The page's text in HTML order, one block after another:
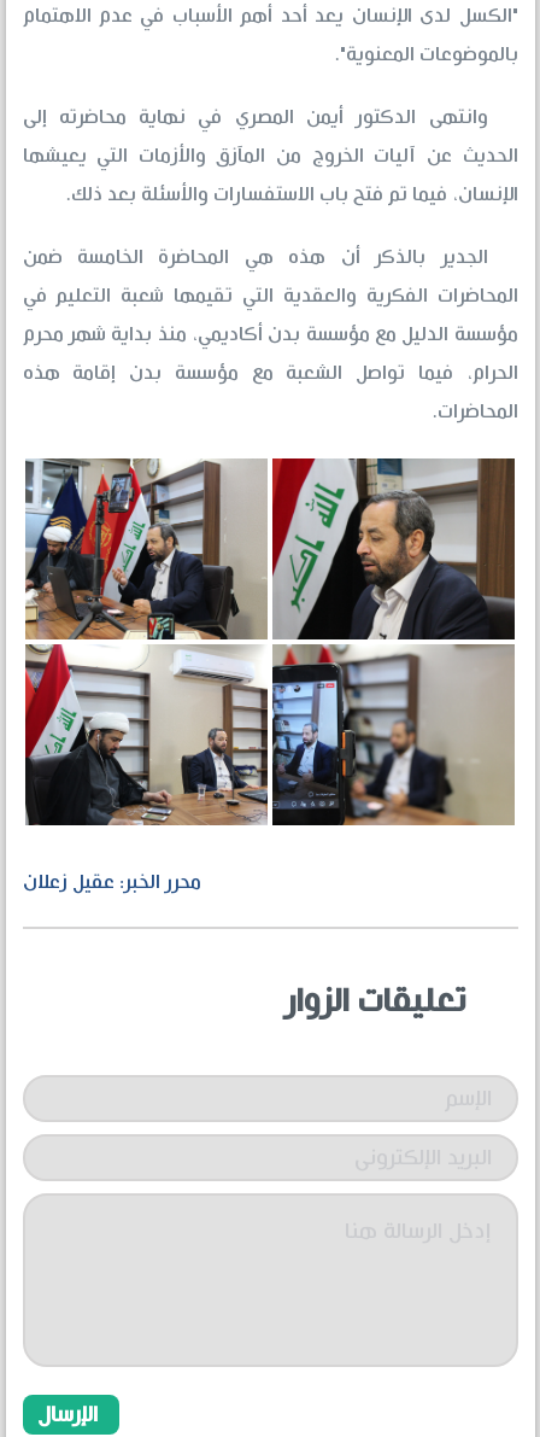
"الكسل لدى الإنسان يعد أحد أهم الأسباب في عدم الاهتمام
بالموضوعات المعنوية".
وانتهى الدكتور أيمن المصري في نهاية محاضرته إلى
الحديث عن آليات الخروج من المآزق والأزمات التي يعيشها
الإنسان، فيما تم فتح باب الاستفسارات والأسئلة بعد ذلك.
الجدير بالذكر أن هذه هي المحاضرة الخامسة ضمن
المحاضرات الفكرية والعقدية التي تقيمها شعبة التعليم في
مؤسسة الدليل مع مؤسسة بدن أكاديمي، منذ بداية شهر محرم
الحرام، فيما تواصل الشعبة مع مؤسسة بدن إقامة هذه
المحاضرات.
محرر الخبر: عقيل زعلان
تعليقات الزوار